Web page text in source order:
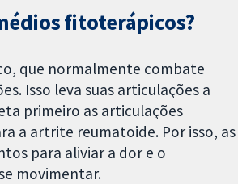
fitoterápicos?
que normalmente combate
Isso leva suas articulações a
primeiro as articulações
a artrite reumatoide. Por isso, as
para aliviar a dor e o
movimentar.